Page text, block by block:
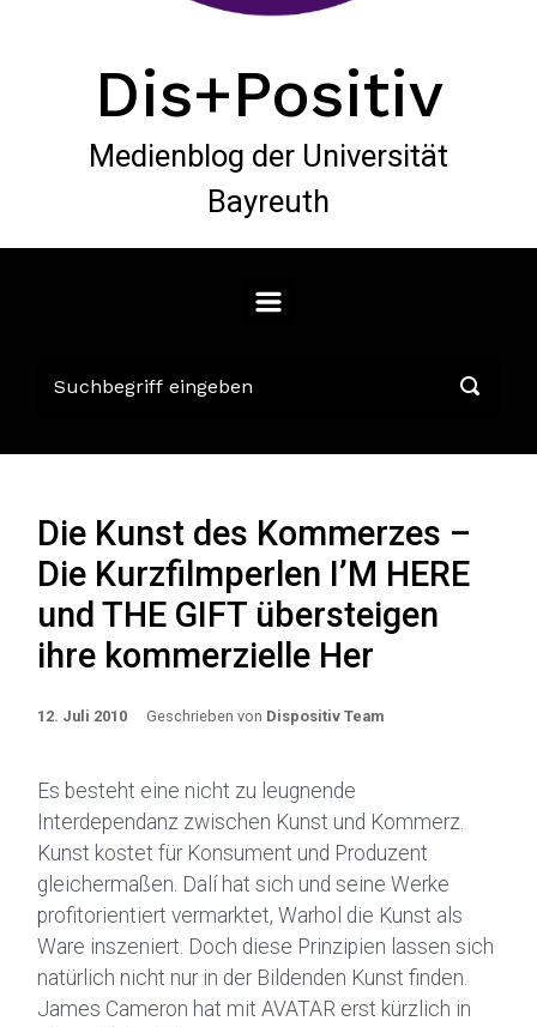
Dis+Positiv
Medienblog der Universität
Bayreuth
Die Kunst des Kommerzes –
Die Kurzfilmperlen I’M HERE
und THE GIFT übersteigen
ihre kommerzielle Her
12. Juli 2010 Geschrieben von Dispositiv Team
Es besteht eine nicht zu leugnende
Interdependanz zwischen Kunst und Kommerz.
Kunst kostet für Konsument und Produzent
gleichermaßen. Dalí hat sich und seine Werke
profitorientiert vermarktet, Warhol die Kunst als
Ware inszeniert. Doch diese Prinzipien lassen sich
natürlich nicht nur in der Bildenden Kunst finden.
James Cameron hat mit AVATAR erst kürzlich in